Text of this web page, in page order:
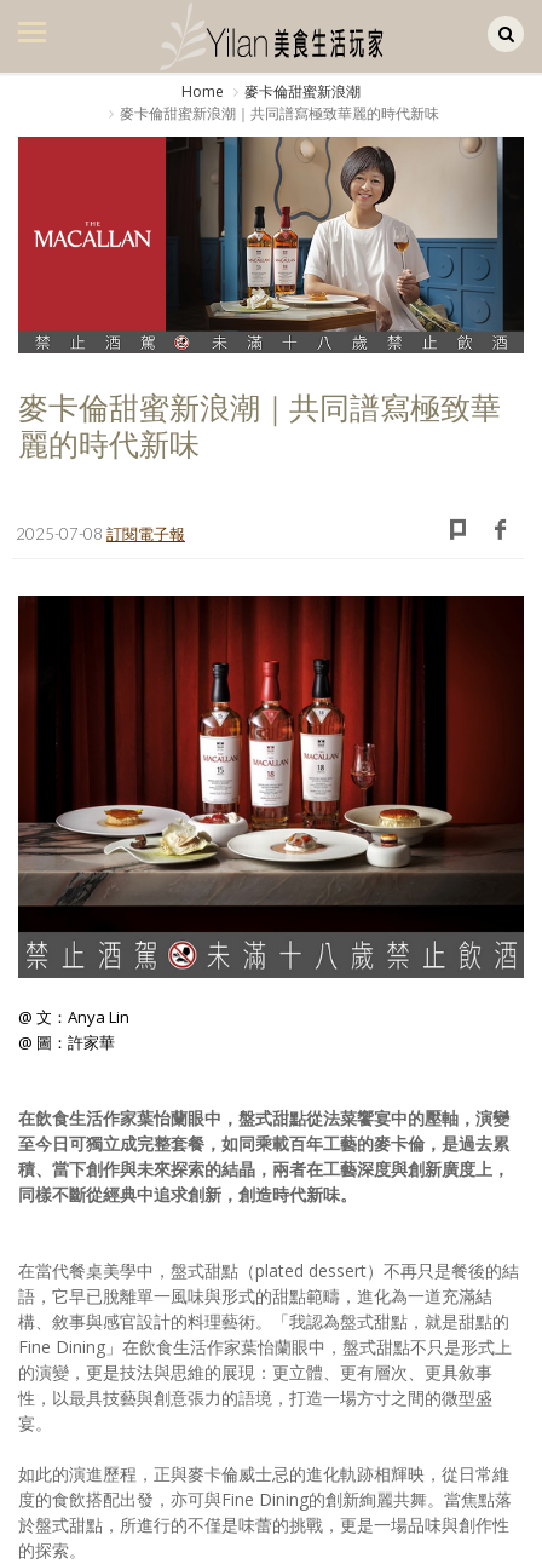
美食集
旅遊集
日記簿
個人著作
活動實況記錄
合作與代言
訂閱電子報
Home
麥卡倫甜蜜新浪潮
麥卡倫甜蜜新浪潮｜共同譜寫極致華麗的時代新味
麥卡倫甜蜜新浪潮｜共同譜寫極致華
麗的時代新味
2025-07-08 訂閱電子報
@ 文：Anya Lin
@ 圖：許家華
在飲食生活作家葉怡蘭眼中，盤式甜點從法菜饗宴中的壓軸，演變
至今日可獨立成完整套餐，如同乘載百年工藝的麥卡倫，是過去累
積、當下創作與未來探索的結晶，兩者在工藝深度與創新廣度上，
同樣不斷從經典中追求創新，創造時代新味。
在當代餐桌美學中，盤式甜點（plated dessert）不再只是餐後的結
語，它早已脫離單一風味與形式的甜點範疇，進化為一道充滿結
構、敘事與感官設計的料理藝術。「我認為盤式甜點，就是甜點的
Fine Dining」在飲食生活作家葉怡蘭眼中，盤式甜點不只是形式上
的演變，更是技法與思維的展現：更立體、更有層次、更具敘事
性，以最具技藝與創意張力的語境，打造一場方寸之間的微型盛
宴。
如此的演進歷程，正與麥卡倫威士忌的進化軌跡相輝映，從日常維
度的食飲搭配出發，亦可與Fine Dining的創新絢麗共舞。當焦點落
於盤式甜點，所進行的不僅是味蕾的挑戰，更是一場品味與創作性
的探索。